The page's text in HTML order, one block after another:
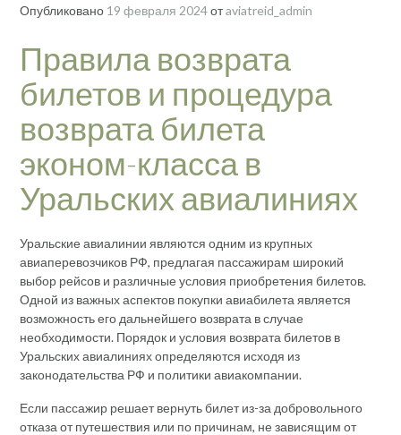
Опубликовано 19 февраля 2024отaviatreid_admin
Правила возврата
билетов и процедура
возврата билета
эконом-класса в
Уральских авиалиниях
Уральские авиалинии являются одним из крупных
авиаперевозчиков РФ, предлагая пассажирам широкий
выбор рейсов и различные условия приобретения билетов.
Одной из важных аспектов покупки авиабилета является
возможность его дальнейшего возврата в случае
необходимости. Порядок и условия возврата билетов в
Уральских авиалиниях определяются исходя из
законодательства РФ и политики авиакомпании.
Если пассажир решает вернуть билет из-за добровольного
отказа от путешествия или по причинам, не зависящим от